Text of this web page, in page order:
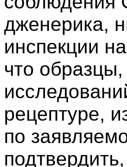
дженерика,
инспекции
что
рецептуре,
по